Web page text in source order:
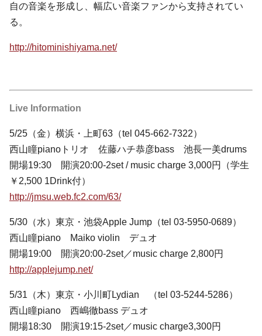
自の音楽を形成し、幅広い音楽ファンから支持されてい
る。
http://hitominishiyama.net/
Live Information
5/25（金）横浜・上町63（tel 045-662-7322）
西山瞳pianoトリオ 佐藤ハチ恭彦bass 池長一美drums
開場19:30 開演20:00-2set / music charge 3,000円（学生
￥2,500 1Drink付）
http://jmsu.web.fc2.com/63/
5/30（水）東京・池袋Apple Jump（tel 03-5950-0689）
西山瞳piano Maiko violin デュオ
開場19:00 開演20:00-2set／music charge 2,800円
http://applejump.net/
5/31（木）東京・小川町Lydian （tel 03-5244-5286）
西山瞳piano 西嶋徹bass デュオ
開場18:30 開演19:15-2set／music charge3,300円